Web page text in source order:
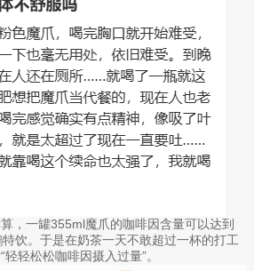
，一罐355ml魔爪的咖啡因含量可以达到
饮。于是在奶茶一天不敢超过一杯的打工
轻松松咖啡因摄入过量”。